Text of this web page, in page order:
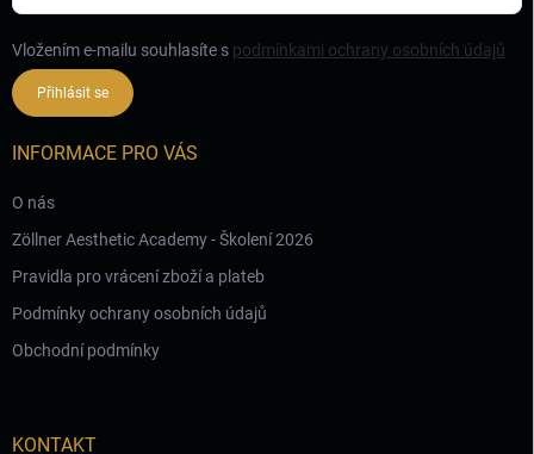
Vložením e-mailu souhlasíte s podmínkami ochrany osobních údajů
Přihlásit se
INFORMACE PRO VÁS
O nás
Zöllner Aesthetic Academy - Školení 2026
Pravidla pro vrácení zboží a plateb
Podmínky ochrany osobních údajů
Obchodní podmínky
KONTAKT